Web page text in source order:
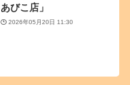
あびこ店」
2026年05月20日 11:30